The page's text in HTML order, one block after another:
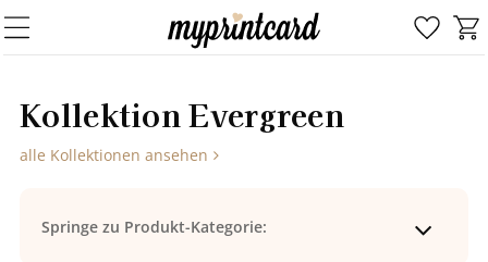
Kol­lek­ti­on Ever­green
alle Kollektionen ansehen
Springe zu Produkt-Kategorie: